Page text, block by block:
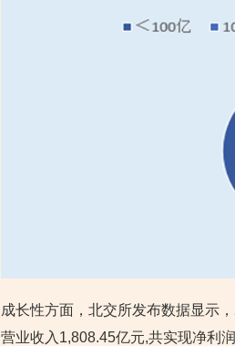
成长性方面，北交所发布数据显示
营业收入1,808.45亿元,共实现净利